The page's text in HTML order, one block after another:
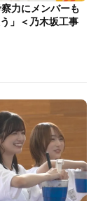
力にメンバーも
」＜乃木坂工事